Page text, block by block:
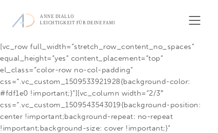
[vc_row full_width=“stretch_row_content_no_spaces“
equal_height=“yes“ content_placement=“top“
el_class=“color-row no-col-padding“
css=“.vc_custom_1509533921928{background-color:
#fdf1e0 !important;}“][vc_column width=“2/3″
css=“.vc_custom_1509543543019{background-position:
center !important;background-repeat: no-repeat
!important;background-size: cover !important;}“